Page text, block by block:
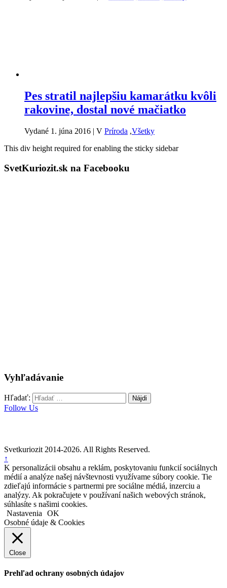
Pes stratil najlepšiu kamarátku kvôli
rakovine, dostal nové mačiatko
Vydané 1. júna 2016 | V Príroda ,Všetky
This div height required for enabling the sticky sidebar
SvetKuriozit.sk na Facebooku
Vyhľadávanie
Hľadať:
Follow Us
Svetkuriozit 2014-2026. All Rights Reserved.
↑
K personalizácii obsahu a reklám, poskytovaniu funkcií sociálnych
médií a analýze našej návštevnosti využívame súbory cookie. Tie
zdieľajú informácie s partnermi pre sociálne médiá, inzerciu a
analýzy. Ak pokračujete v používaní našich webových stránok,
súhlasíte s našimi cookies.
Nastavenia
OK
Osobné údaje & Cookies
Close
Prehľad ochrany osobných údajov